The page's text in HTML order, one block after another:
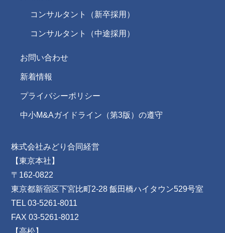
コンサルタント（新卒採用）
コンサルタント（中途採用）
お問い合わせ
新着情報
プライバシーポリシー
中小M&Aガイドライン（第3版）の遵守
株式会社みどり合同経営
【東京本社】
〒162-0822
東京都新宿区下宮比町2-28 飯田橋ハイタウン529号室
TEL 03-5261-8011
FAX 03-5261-8012
【高松】